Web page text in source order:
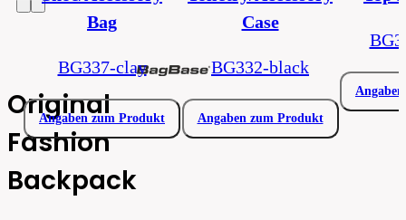
Original
Fashion
Backpack
Bag
BG337-clay
Angaben zum Produkt
Case
BG332-black
Angaben zum Produkt